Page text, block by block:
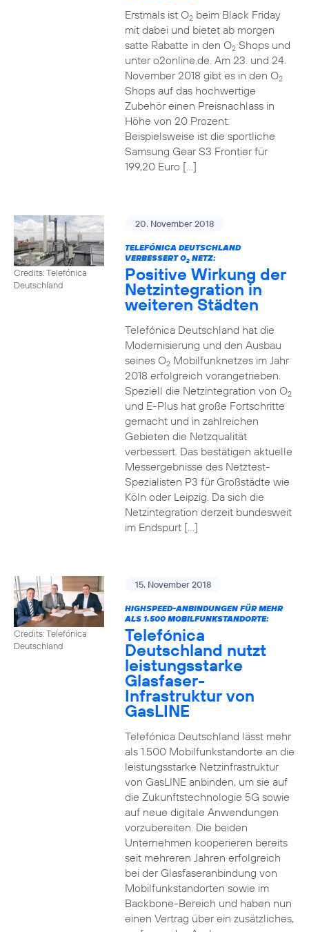
Erstmals ist O2beim Black Friday
mit dabei und bietet ab morgen
satte Rabatte in den O2Shops und
unter o2online.de. Am 23. und 24.
November 2018 gibt es in den O2
Shops auf das hochwertige
Zubehör einen Preisnachlass in
Höhe von 20 Prozent:
Beispielsweise ist die sportliche
Samsung Gear S3 Frontier für
199,20 Euro […]
Credits: Telefónica
Deutschland
20. November 2018
TELEFÓNICA DEUTSCHLAND
VERBESSERT O2NETZ:
Positive Wirkung der
Netzintegration in
weiteren Städten
Telefónica Deutschland hat die
Modernisierung und den Ausbau
seines O2Mobilfunknetzes im Jahr
2018 erfolgreich vorangetrieben.
Speziell die Netzintegration von O2
und E-Plus hat große Fortschritte
gemacht und in zahlreichen
Gebieten die Netzqualität
verbessert. Das bestätigen aktuelle
Messergebnisse des Netztest-
Spezialisten P3 für Großstädte wie
Köln oder Leipzig. Da sich die
Netzintegration derzeit bundesweit
im Endspurt […]
Credits: Telefónica
Deutschland
15. November 2018
HIGHSPEED-ANBINDUNGEN FÜR MEHR
ALS 1.500 MOBILFUNKSTANDORTE:
Telefónica
Deutschland nutzt
leistungsstarke
Glasfaser-
Infrastruktur von
GasLINE
Telefónica Deutschland lässt mehr
als 1.500 Mobilfunkstandorte an die
leistungsstarke Netzinfrastruktur
von GasLINE anbinden, um sie auf
die Zukunftstechnologie 5G sowie
auf neue digitale Anwendungen
vorzubereiten. Die beiden
Unternehmen kooperieren bereits
seit mehreren Jahren erfolgreich
bei der Glasfaseranbindung von
Mobilfunkstandorten sowie im
Backbone-Bereich und haben nun
einen Vertrag über ein zusätzliches,